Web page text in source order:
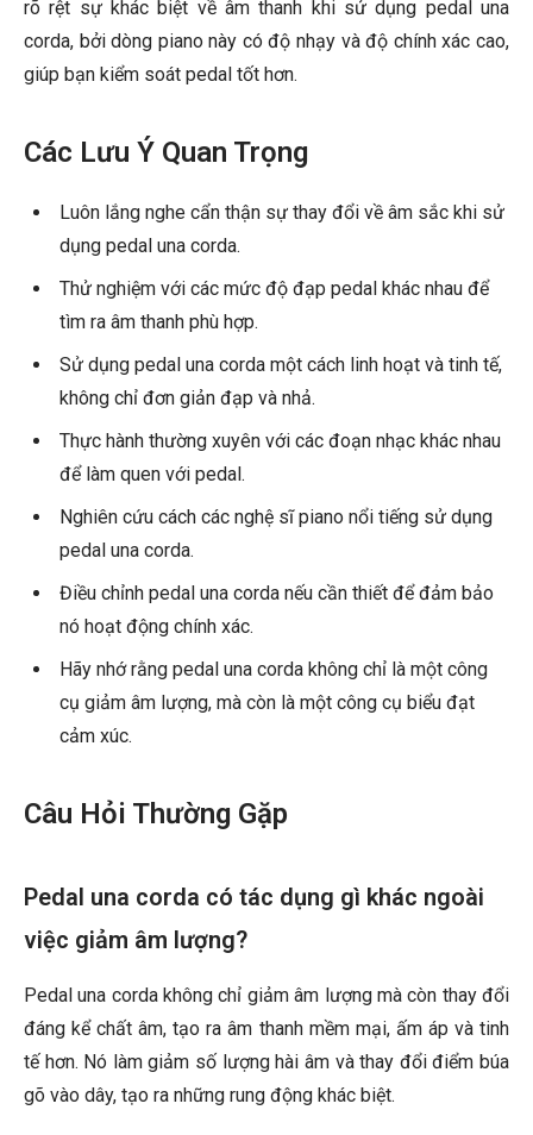
rõ rệt sự khác biệt về âm thanh khi sử dụng pedal una
corda, bởi dòng piano này có độ nhạy và độ chính xác cao,
giúp bạn kiểm soát pedal tốt hơn.
Các Lưu Ý Quan Trọng
Luôn lắng nghe cẩn thận sự thay đổi về âm sắc khi sử
dụng pedal una corda.
Thử nghiệm với các mức độ đạp pedal khác nhau để
tìm ra âm thanh phù hợp.
Sử dụng pedal una corda một cách linh hoạt và tinh tế,
không chỉ đơn giản đạp và nhả.
Thực hành thường xuyên với các đoạn nhạc khác nhau
để làm quen với pedal.
Nghiên cứu cách các nghệ sĩ piano nổi tiếng sử dụng
pedal una corda.
Điều chỉnh pedal una corda nếu cần thiết để đảm bảo
nó hoạt động chính xác.
Hãy nhớ rằng pedal una corda không chỉ là một công
cụ giảm âm lượng, mà còn là một công cụ biểu đạt
cảm xúc.
Câu Hỏi Thường Gặp
Pedal una corda có tác dụng gì khác ngoài
việc giảm âm lượng?
Pedal una corda không chỉ giảm âm lượng mà còn thay đổi
đáng kể chất âm, tạo ra âm thanh mềm mại, ấm áp và tinh
tế hơn. Nó làm giảm số lượng hài âm và thay đổi điểm búa
gõ vào dây, tạo ra những rung động khác biệt.